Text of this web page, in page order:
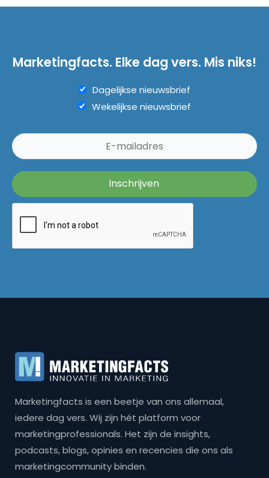
Marketingfacts. Elke dag vers. Mis niks!
Dagelijkse nieuwsbrief
Wekelijkse nieuwsbrief
Marketingfacts is een beetje van ons allemaal,
iedere dag vers. Wij zijn hét platform voor
marketingprofessionals. Het zijn de insights,
podcasts, blogs, opinies en recencies die ons als
marketingcommunity binden.